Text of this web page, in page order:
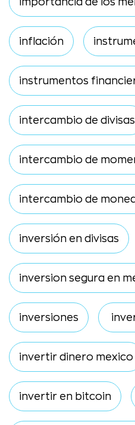
inflación
instrumentos
intercambio de divisas
intercambio de
intercambio de
inversión en divisas
inversion segura en
inversiones
invertir dinero mexico
invertir en bitcoin